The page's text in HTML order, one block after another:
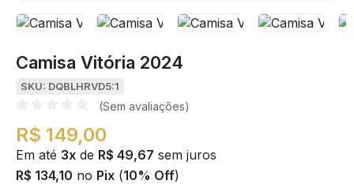
Camisa Vitória 2024
SKU: DQBLHRVD5:1
(Sem avaliações)
R$ 149,00
Em até 3x de R$ 49,67 sem juros
R$ 134,10 no Pix (10% Off)